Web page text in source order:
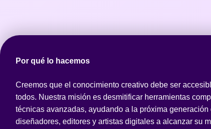
Por qué lo hacemos
Creemos que el conocimiento creativo debe ser
todos. Nuestra misión es desmitificar herramientas
técnicas avanzadas, ayudando a la próxima generación
diseñadores, editores y artistas digitales a alcanzar su